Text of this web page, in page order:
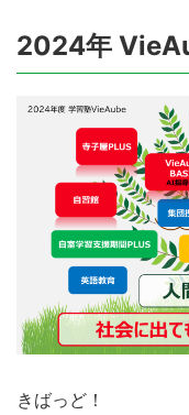
2024年
きばっど！